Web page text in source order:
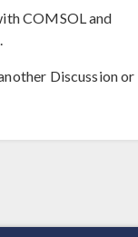
COMSOL and
Discussion or